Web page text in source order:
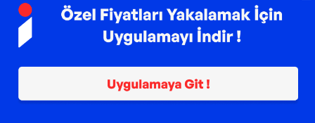
Popüler Markalar
Farmasi
Xiaomi
Lavazza
Fashcolle
Pro Plan